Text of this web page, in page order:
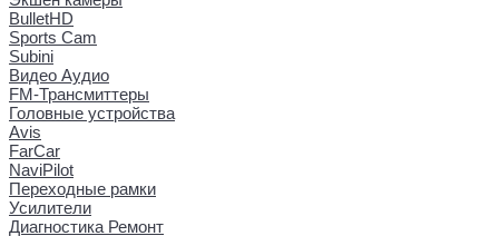
BulletHD
Sports Cam
Subini
Видео Аудио
FM-Трансмиттеры
Головные устройства
Avis
FarCar
NaviPilot
Переходные рамки
Усилители
Диагностика Ремонт